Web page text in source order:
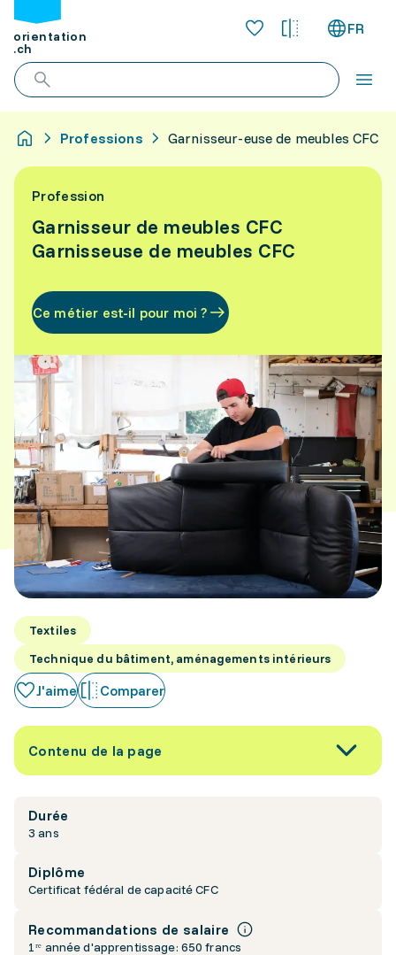
orientation
.ch
FR
Professions Garnisseur-euse de meubles CFC
Profession
Garnisseur de meubles CFC
Garnisseuse de meubles CFC
Ce métier est-il pour moi ?
Textiles
Technique du bâtiment, aménagements intérieurs
J'aime Comparer
Contenu de la page
Durée
3 ans
Diplôme
Certificat fédéral de capacité CFC
Recommandations de salaire
1ʳᵉ année d'apprentissage: 650 francs